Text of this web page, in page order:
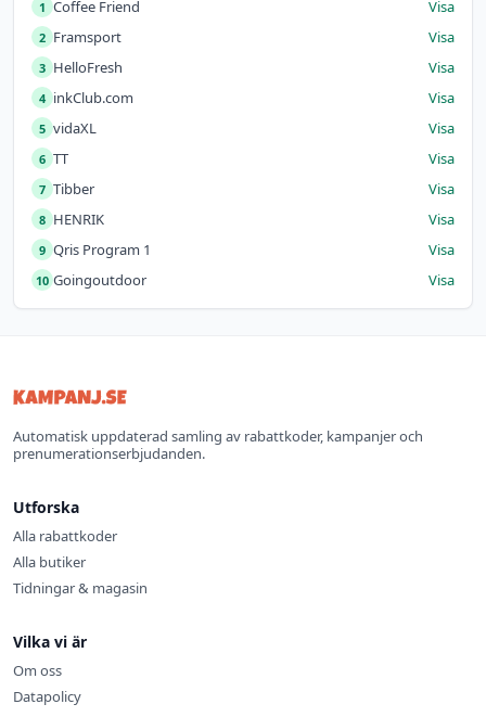
1 Coffee Friend Visa
2 Framsport Visa
3 HelloFresh Visa
4 inkClub.com Visa
5 vidaXL Visa
6 TT Visa
7 Tibber Visa
8 HENRIK Visa
9 Qris Program 1 Visa
10 Goingoutdoor Visa
Automatisk uppdaterad samling av rabattkoder, kampanjer och
prenumerationserbjudanden.
Utforska
Alla rabattkoder
Alla butiker
Tidningar & magasin
Vilka vi är
Om oss
Datapolicy